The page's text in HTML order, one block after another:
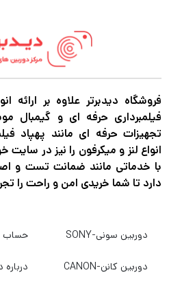
فروشگاه دیدبرتر علاوه بر ارائه
فیلمبرداری حرفه ای و گیمبال
تجهیزات حرفه ای مانند پهپاد
انواع لنز و میکرفون را نیز در
با خدماتی مانند ضمانت تست و
دارد تا شما خریدی امن و راحت را
دوربین سونی-SONY
دوربین کانن-CANON
حساب
درباره